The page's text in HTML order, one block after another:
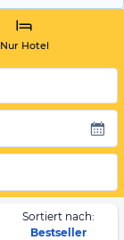
Nur Hotel
Sortiert nach:
Bestseller